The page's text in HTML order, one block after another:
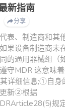
新指南
分享
表、制造商和其
果设备制造商未
的通用器械组（
守MDR 这意味
详细信息;①自身
新②根据
规